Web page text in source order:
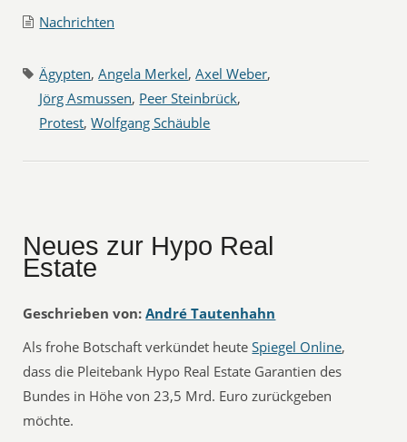
Nachrichten
Ägypten,Angela Merkel,Axel Weber,
Jörg Asmussen, Peer Steinbrück,
Protest,Wolfgang Schäuble
Neues zur Hypo Real
Estate
Geschrieben von: André Tautenhahn
Als frohe Botschaft verkündet heuteSpiegel Online,
dass die Pleitebank Hypo Real Estate Garantien des
Bundes in Höhe von 23,5 Mrd. Euro zurückgeben
möchte.